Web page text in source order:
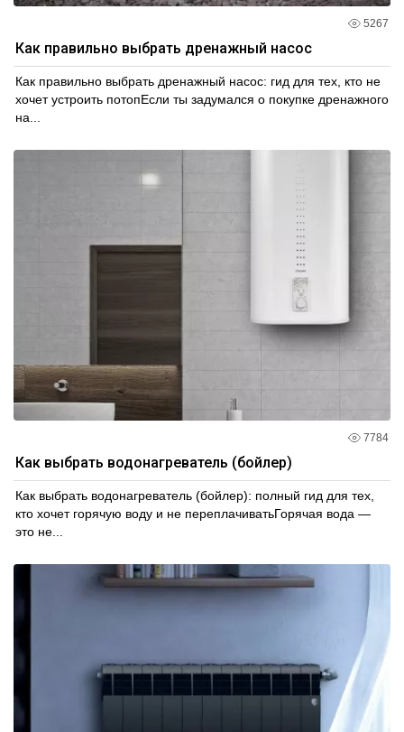
5267
Как правильно выбрать дренажный насос
Как правильно выбрать дренажный насос: гид для тех, кто не
хочет устроить потопЕсли ты задумался о покупке дренажного
на...
7784
Как выбрать водонагреватель (бойлер)
Как выбрать водонагреватель (бойлер): полный гид для тех,
кто хочет горячую воду и не переплачиватьГорячая вода —
это не...